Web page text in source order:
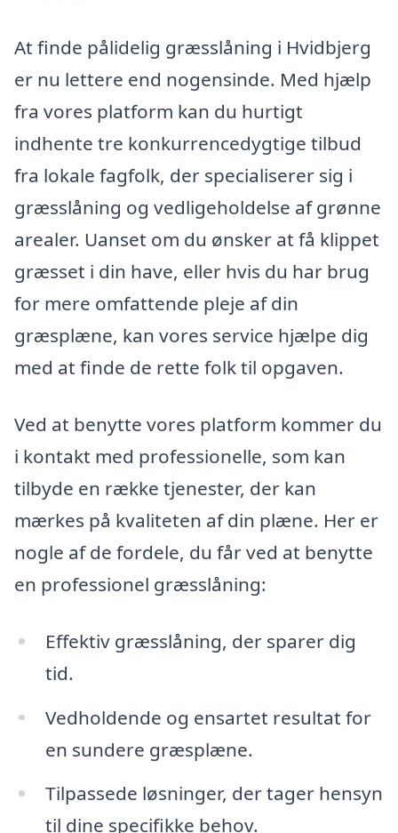
At finde pålidelig græsslåning i Hvidbjerg
er nu lettere end nogensinde. Med hjælp
fra vores platform kan du hurtigt
indhente tre konkurrencedygtige tilbud
fra lokale fagfolk, der specialiserer sig i
græsslåning og vedligeholdelse af grønne
arealer. Uanset om du ønsker at få klippet
græsset i din have, eller hvis du har brug
for mere omfattende pleje af din
græsplæne, kan vores service hjælpe dig
med at finde de rette folk til opgaven.
Ved at benytte vores platform kommer du
i kontakt med professionelle, som kan
tilbyde en række tjenester, der kan
mærkes på kvaliteten af din plæne. Her er
nogle af de fordele, du får ved at benytte
en professionel græsslåning:
Effektiv græsslåning, der sparer dig
tid.
Vedholdende og ensartet resultat for
en sundere græsplæne.
Tilpassede løsninger, der tager hensyn
til dine specifikke behov.